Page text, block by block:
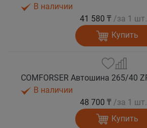
В наличии
41 580 ₸ /за 1 шт.
Купить
В наличии
48 700 ₸ /за 1 шт.
Купить